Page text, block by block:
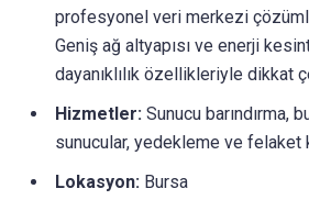
profesyonel veri merkezi
Geniş ağ altyapısı ve enerji
dayanıklılık özellikleriyle dikkat
Hizmetler: Sunucu barındırma,
sunucular, yedekleme ve felaket
Lokasyon: Bursa